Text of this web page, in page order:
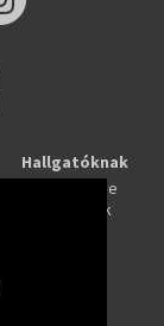
Hallgatóknak
Tanulj online
Képzések